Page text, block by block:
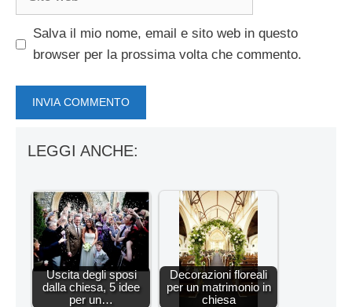
Salva il mio nome, email e sito web in questo
browser per la prossima volta che commento.
LEGGI ANCHE:
Uscita degli sposi
dalla chiesa, 5 idee
per un…
Decorazioni floreali
per un matrimonio in
chiesa